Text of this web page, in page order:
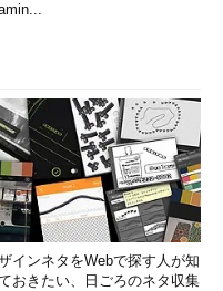
インネタをWebで探す人が知
おきたい、日ごろのネタ収集